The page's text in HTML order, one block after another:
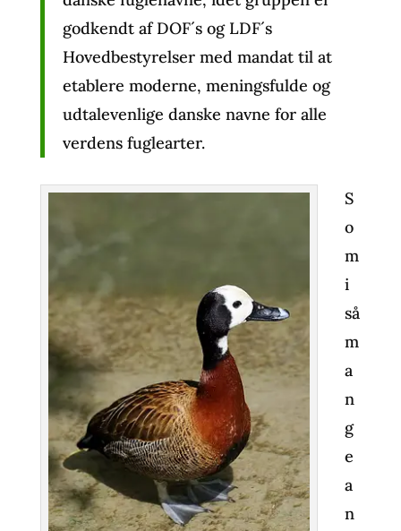
godkendt af DOF´s og LDF´s
Hovedbestyrelser med mandat til at
etablere moderne, meningsfulde og
udtalevenlige danske navne for alle
verdens fuglearter.
S
o
m
i
så
m
a
n
g
e
a
n